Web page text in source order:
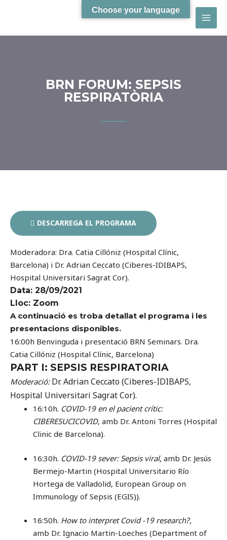
BRN FORUM: SEPSIS
RESPIRATÒRIA
DESCARREGA EL PROGRAMA
Moderadora: Dra. Catia Cillóniz (Hospital Clínic,
Barcelona) i Dr. Adrian Ceccato (Ciberes-IDIBAPS,
Hospital Universitari Sagrat Cor).
Data: 28/09/2021
Lloc: Zoom
A continuació es troba detallat el programa i les
presentacions disponibles.
16:00h Benvinguda i presentació BRN Seminars. Dra.
Catia Cillóniz (Hospital Clínic, Barcelona)
PART I: SEPSIS RESPIRATORIA
Moderació: Dr. Adrian Ceccato (Ciberes-IDIBAPS,
Hospital Universitari Sagrat Cor).
16:10h. COVID-19 en el pacient crític:
CIBERESUCICOVID, amb Dr. Antoni Torres (Hospital
Clinic de Barcelona).
16:30h. COVID-19 sever: Sepsis viral, amb Dr. Jesús
Bermejo-Martin (Hospital Universitario Río
Hortega de Valladolid, European Group on
Immunology of Sepsis (EGIS)).
16:50h. How to interpret Covid -19 research?,
amb Dr. Ignacio Martin-Loeches (Department of
Choose your language